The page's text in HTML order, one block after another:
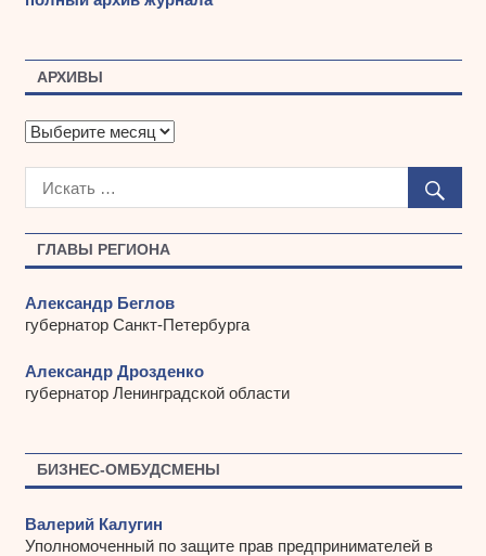
ГЛАВЫ РЕГИОНА
Александр Беглов
губернатор Санкт-Петербурга
Александр Дрозденко
губернатор Ленинградской области
БИЗНЕС-ОМБУДСМЕНЫ
Валерий Калугин
Уполномоченный по защите прав предпринимателей в
АРХИВЫ
А
х
ы